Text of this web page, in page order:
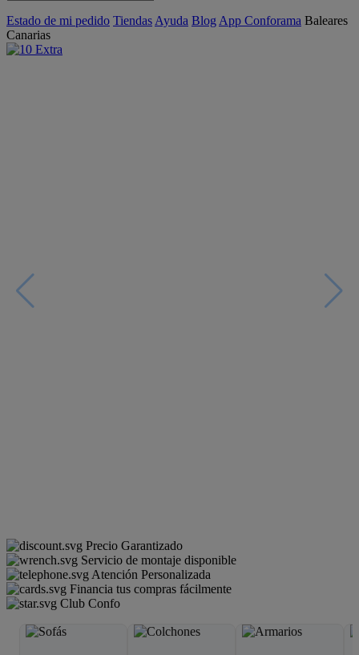
Estado de mi pedido Tiendas Ayuda Blog App Conforama Baleares
Canarias
Precio Garantizado
Servicio de montaje disponible
Atención Personalizada
Financia tus compras fácilmente
Club Confo